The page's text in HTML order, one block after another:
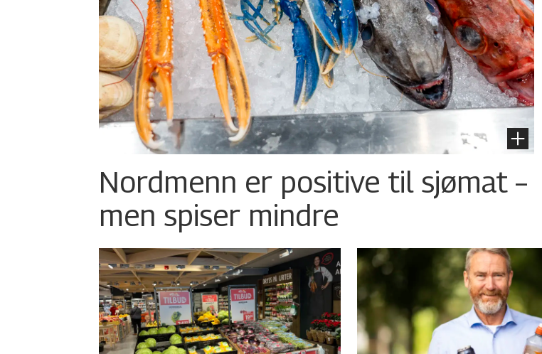
Nordmenn er positive til sjømat –
men spiser mindre